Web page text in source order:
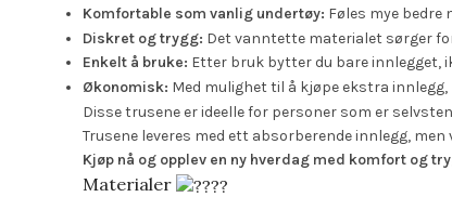
Komfortable som vanlig undertøy: Føles mye
Diskret og trygg: Det vanntette materialet sørger
Enkelt å bruke: Etter bruk bytter du bare innlegget,
Økonomisk: Med mulighet til å kjøpe ekstra
Disse trusene er ideelle for personer som er
Trusene leveres med ett absorberende innlegg,
Kjøp nå og opplev en ny hverdag med komfort og
Materialer